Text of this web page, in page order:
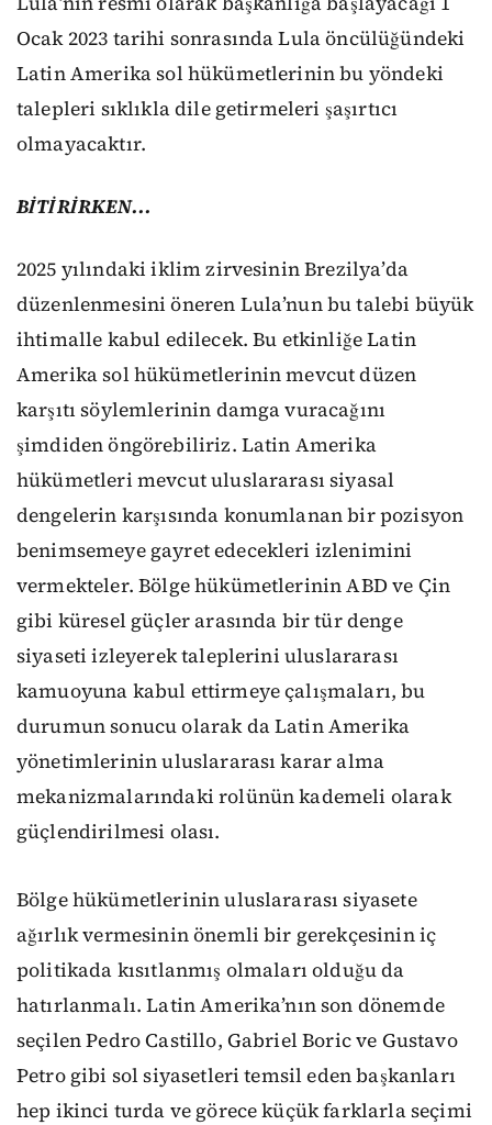
Ocak 2023 tarihi sonrasında Lula öncülüğündeki
Latin Amerika sol hükümetlerinin bu yöndeki
talepleri sıklıkla dile getirmeleri şaşırtıcı
olmayacaktır.
BİTİRİRKEN...
2025 yılındaki iklim zirvesinin Brezilya’da
düzenlenmesini öneren Lula’nun bu talebi büyük
ihtimalle kabul edilecek. Bu etkinliğe Latin
Amerika sol hükümetlerinin mevcut düzen
karşıtı söylemlerinin damga vuracağını
şimdiden öngörebiliriz. Latin Amerika
hükümetleri mevcut uluslararası siyasal
dengelerin karşısında konumlanan bir pozisyon
benimsemeye gayret edecekleri izlenimini
vermekteler. Bölge hükümetlerinin ABD ve Çin
gibi küresel güçler arasında bir tür denge
siyaseti izleyerek taleplerini uluslararası
kamuoyuna kabul ettirmeye çalışmaları, bu
durumun sonucu olarak da Latin Amerika
yönetimlerinin uluslararası karar alma
mekanizmalarındaki rolünün kademeli olarak
güçlendirilmesi olası.
Bölge hükümetlerinin uluslararası siyasete
ağırlık vermesinin önemli bir gerekçesinin iç
politikada kısıtlanmış olmaları olduğu da
hatırlanmalı. Latin Amerika’nın son dönemde
seçilen Pedro Castillo, Gabriel Boric ve Gustavo
Petro gibi sol siyasetleri temsil eden başkanları
hep ikinci turda ve görece küçük farklarla seçimi